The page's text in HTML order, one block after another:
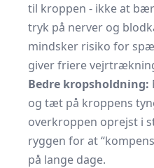
til kroppen - ikke at
tryk på nerver og
mindsker risiko for
giver friere
Bedre kropsholdning:
og tæt på kroppens
overkroppen oprejst i
ryggen for at
på lange dage.